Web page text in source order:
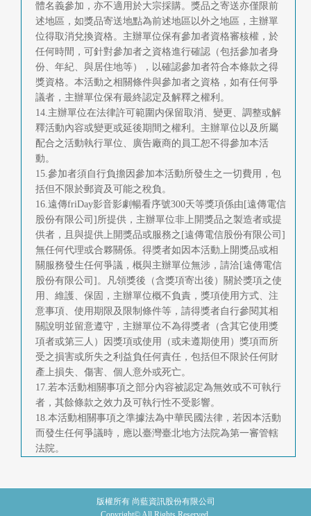
體名義參加，亦不適用於大宗採購。獎品之寄送亦僅限前
述地區，如獎品寄送地點為前述地區以外之地區，主辦單
位得取消兌換資格。主辦單位保有參加者資格審核權，於
任何時間，可針對參加者之資格進行確認（包括參加者身
份、年紀、與居住地等），以確認參加者符合本條款之得
獎資格。本活動之相關條件與參加者之資格，如有任何爭
議者，主辦單位保有最終認定及解釋之權利。
14.主辦單位在法律許可範圍内保留取消、變更、調整或解
釋活動內容或變更或延後期間之權利。主辦單位以及所屬
配合之活動執行單位、廣告廠商的員工恕不得參加本活
動。
15.參加者須自行負擔因參加本活動所發生之一切費用，包
括但不限於郵資及可能之稅負。
16.遠傳friDay影音影劇暢看序號300天等獎項係由[遠傳電信
股份有限公司]所提供，主辦單位非上開獎品之製造者或提
供者，且與提供上開獎品或服務之[遠傳電信股份有限公司]
無任何代理或合夥關係。得獎者如因本活動上開獎品或相
關服務發生任何爭議，概與主辦單位無涉，請洽[遠傳電信
股份有限公司]。凡領獎後（含獎項寄出後）關於獎項之使
用、維護、保固，主辦單位概不負責，獎項使用方式、注
意事項、使用期限及限制條件等，請得獎者自行參閱其相
關說明並留意遵守，主辦單位不為得獎者（含其它使用獎
項者或第三人）因獎項或使用（或未遵期使用）獎項而所
受之損害或所失之利益負任何責任，包括但不限於任何財
產上損失、傷害、個人意外或死亡。
17.若本活動相關事項之部分內容被認定為無效或不可執行
者，其餘條款之效力及可執行性不受影響。
18.本活動相關事項之準據法為中華民國法律，若因本活動
而發生任何爭議時，應以臺灣臺北地方法院為第一審管轄
法院。
版權所有 尚藍資訊股份有限公司